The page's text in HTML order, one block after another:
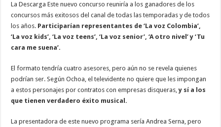
La Descarga Este nuevo concurso reuniría a los ganadores de los
concursos más exitosos del canal de todas las temporadas y de todos
los años. Participarían representantes de ‘La voz Colombia’,
‘La voz kids’, ‘La voz teens’, ‘La voz senior’, ‘A otro nivel’ y ‘Tu
cara me suena’.
El formato tendría cuatro asesores, pero aún no se revela quienes
podrían ser. Según Ochoa, el televidente no quiere que les impongan
a estos personajes por contratos con empresas disqueras,y sí a los
que tienen verdadero éxito musical.
La presentadora de este nuevo programa sería Andrea Serna, pero